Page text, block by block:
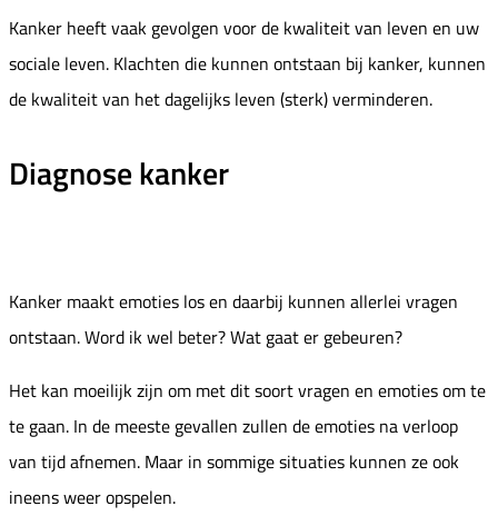
Kanker heeft vaak gevolgen voor de kwaliteit van leven en uw
sociale leven. Klachten die kunnen ontstaan bij kanker, kunnen
de kwaliteit van het dagelijks leven (sterk) verminderen.
Diagnose kanker
Kanker maakt emoties los en daarbij kunnen allerlei vragen
ontstaan. Word ik wel beter? Wat gaat er gebeuren?
Het kan moeilijk zijn om met dit soort vragen en emoties om te
te gaan. In de meeste gevallen zullen de emoties na verloop
van tijd afnemen. Maar in sommige situaties kunnen ze ook
ineens weer opspelen.